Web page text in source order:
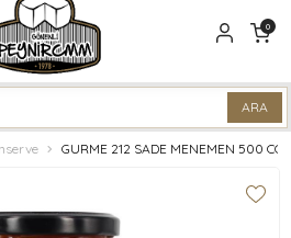
0
GURME 212 SADE MENEMEN 500 CC